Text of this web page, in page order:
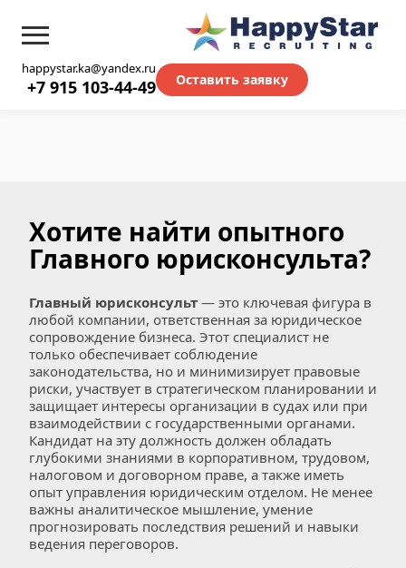
Хотите найти опытного
Главного юрисконсульта?
Главный юрисконсульт — это ключевая фигура в
любой компании, ответственная за юридическое
сопровождение бизнеса. Этот специалист не
только обеспечивает соблюдение
законодательства, но и минимизирует правовые
риски, участвует в стратегическом планировании и
защищает интересы организации в судах или при
взаимодействии с государственными органами.
Кандидат на эту должность должен обладать
глубокими знаниями в корпоративном, трудовом,
налоговом и договорном праве, а также иметь
опыт управления юридическим отделом. Не менее
важны аналитическое мышление, умение
прогнозировать последствия решений и навыки
ведения переговоров.
happystar.ka@yandex.ru
+7 915 103-44-49 Оставить заявку